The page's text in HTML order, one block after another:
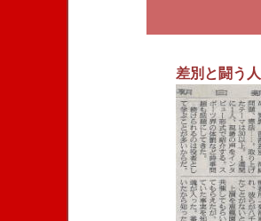
差別と闘う